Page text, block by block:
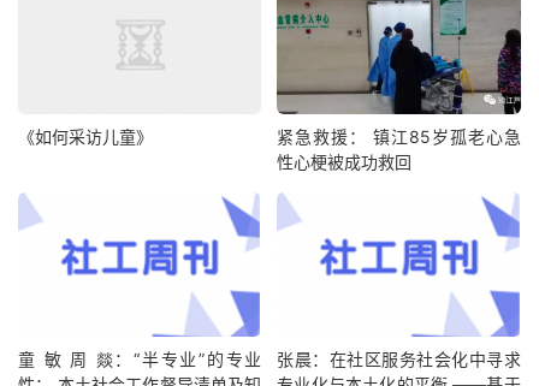
《如何采访儿童》
紧急救援： 镇江85岁孤老心急
性心梗被成功救回
童 敏 周 燚：“半专业”的专业
张晨：在社区服务社会化中寻求